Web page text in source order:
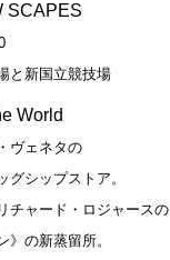
SCAPES
と新国立競技場
World
ヴェネタの
グシップストア。
チャード・ロジャースの
》の新蒸留所。